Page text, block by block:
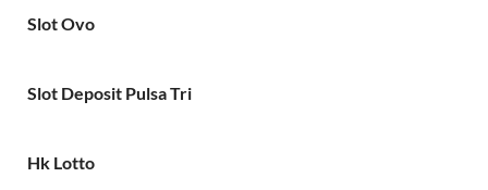
Slot Ovo
Slot Deposit Pulsa Tri
Hk Lotto